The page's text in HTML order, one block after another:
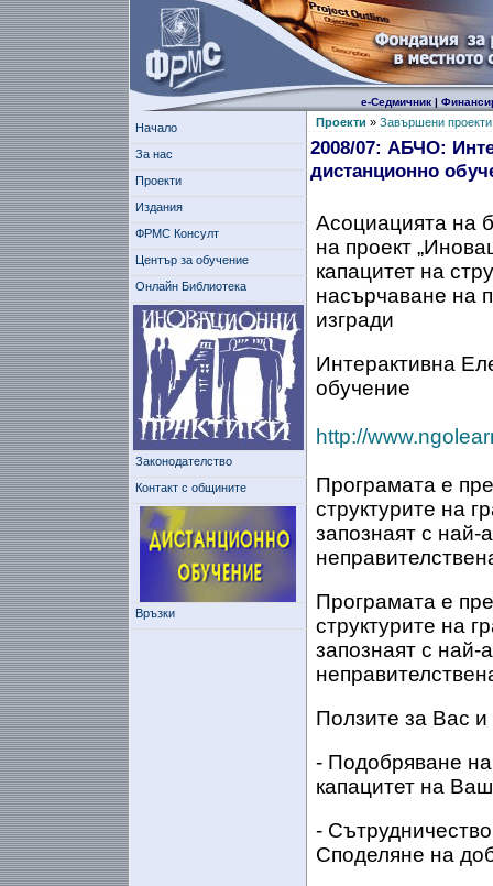
е-Седмичник|
Начало
За нас
Проекти
Издания
ФРМС Консулт
Център за обучение
Онлайн Библиотека
Законодателство
Контакт с общините
Връзки
Проекти » Завършени проекти
2008/07: АБЧО:
дистанционно
Асоциацията на
на проект
капацитет на
насърчаване на
изгради
Интерактивна
обучение
http://
Програмата е
структурите на
запознаят с най-
Програмата е
структурите на
запознаят с най-
Ползите за Вас
- Подобряване
капацитет на
-
Споделяне на